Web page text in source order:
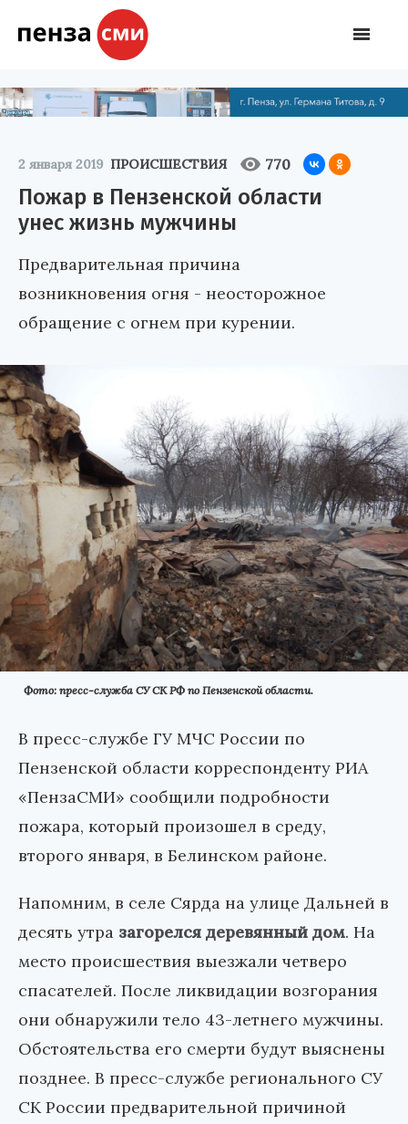
2 января 2019 ПРОИСШЕСТВИЯ 770
Пожар в Пензенской области
унес жизнь мужчины
Предварительная причина
возникновения огня - неосторожное
обращение с огнем при курении.
Фото: пресс-служба СУ СК РФ по Пензенской области.
В пресс-службе ГУ МЧС России по
Пензенской области корреспонденту РИА
«ПензаСМИ» сообщили подробности
пожара, который произошел в среду,
второго января, в Белинском районе.
Напомним, в селе Сярда на улице Дальней в
десять утра загорелся деревянный дом. На
место происшествия выезжали четверо
спасателей. После ликвидации возгорания
они обнаружили тело 43-летнего мужчины.
Обстоятельства его смерти будут выяснены
позднее. В пресс-службе регионального СУ
СК России предварительной причиной